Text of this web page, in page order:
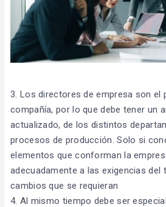
3. Los directores de empresa son el
compañía, por lo que debe tener un
actualizado, de los distintos
procesos de producción. Solo si
elementos que conforman la
adecuadamente a las exigencias
cambios que se requieran
4. Al mismo tiempo debe ser